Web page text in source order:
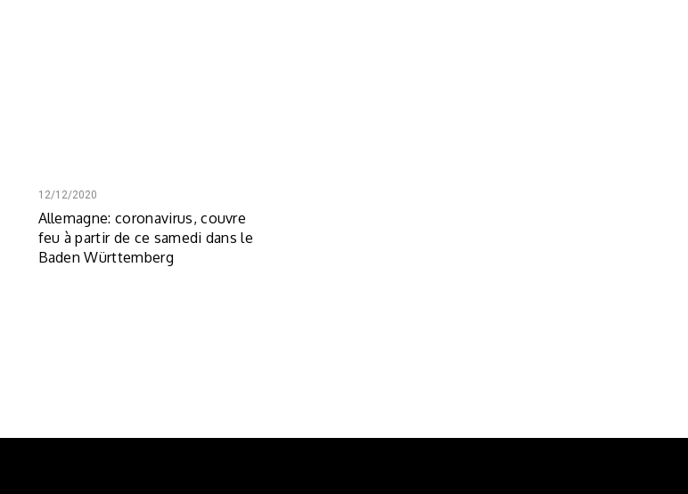
12/12/2020
Allemagne: coronavirus, couvre
feu à partir de ce samedi dans le
Baden Württemberg